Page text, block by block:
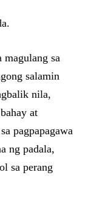
magulang sa
salamin
nila,
at
pagpapagawa
ng padala,
sa perang